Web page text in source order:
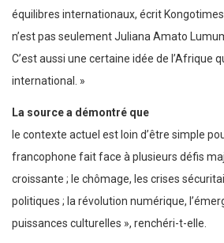
équilibres internationaux, écrit
n’est pas seulement Juliana Amato
C’est aussi une certaine idée de l’Afrique
international. »
La source a démontré que
le contexte actuel est loin d’être simple pour
francophone fait face à plusieurs défis
croissante ; le chômage, les crises
politiques ; la révolution numérique,
puissances culturelles », renchéri-t-elle.